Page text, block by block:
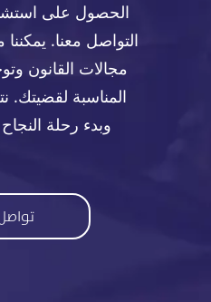
الحصول على
التواصل معنا.
مجالات القانون
المناسبة
وبدء رحلة
تواصل